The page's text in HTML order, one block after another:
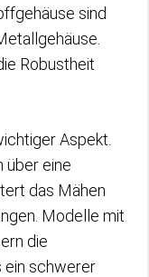
sind
Robustheit
Aspekt.
über eine
das Mähen
Modelle mit
die
ein schwerer